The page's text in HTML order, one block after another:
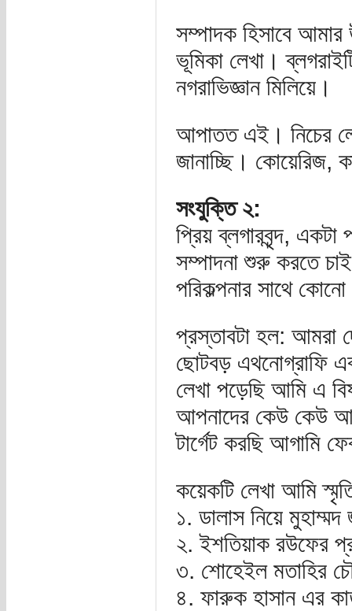
সম্পাদক হিসাবে
ভূমিকা লেখা।
নগরাভিজ্ঞান মিলিয়ে।
আপাতত এই। নিচের
জানাচ্ছি। কোয়েরিজ,
সংযুক্তি ২:
প্রিয় ব্লগারবৃন্দ,
সম্পাদনা শুরু করতে
পরিকল্পনার সাথে
প্রস্তাবটা হল: আমরা
ছোটবড় এথনোগ্রাফি
লেখা পড়েছি আমি এ
আপনাদের কেউ কেউ
টার্গেট করছি আগামি
কয়েকটি লেখা আমি
১. ডালাস নিয়ে
২. ইশতিয়াক রউফের
৩. শোহেইল মতাহির
৪. ফারুক হাসান এর